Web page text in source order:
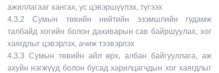
ажиллагааг хангах, ус цэвэршүүлэх, түгээх
4.3.2 Сумын төвийн нийтийн эзэмшлийн гудамж
талбайд хогийн болон дахиварын сав байршуулах, хог
хаягдлыг цэвэрлэх, ачиж тээвэрлэх
4.3.3 Сумын төвийн айл өрх, албан байгууллага, аж
ахуйн нэгжүүд болон бусад харилцагчдын хог хаягдлыг